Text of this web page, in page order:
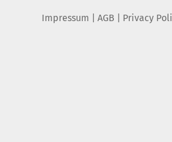
Impressum AGB Privacy